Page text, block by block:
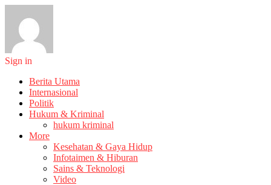
Sign in
Berita Utama
Internasional
Politik
Hukum & Kriminal
hukum kriminal
More
Kesehatan & Gaya Hidup
Infotaimen & Hiburan
Sains & Teknologi
Video